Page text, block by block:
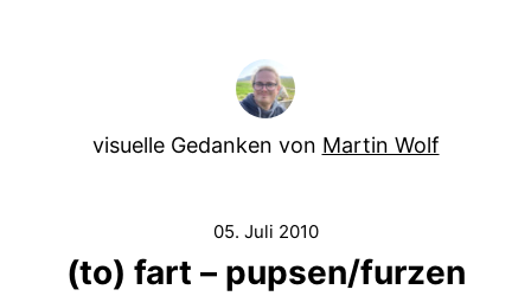
visuelle Gedanken von Martin Wolf
05. Juli 2010
(to) fart – pupsen/furzen